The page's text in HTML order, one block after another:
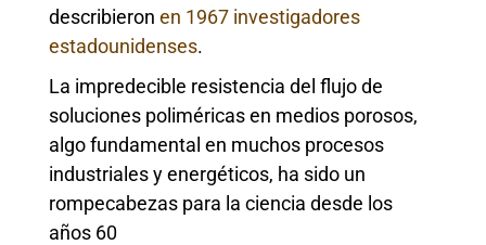
describieron en 1967 investigadores
estadounidenses.
La impredecible resistencia del flujo de
soluciones poliméricas en medios porosos,
algo fundamental en muchos procesos
industriales y energéticos, ha sido un
rompecabezas para la ciencia desde los
años 60